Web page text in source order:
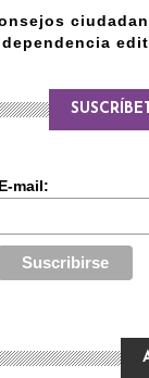
E-mail: